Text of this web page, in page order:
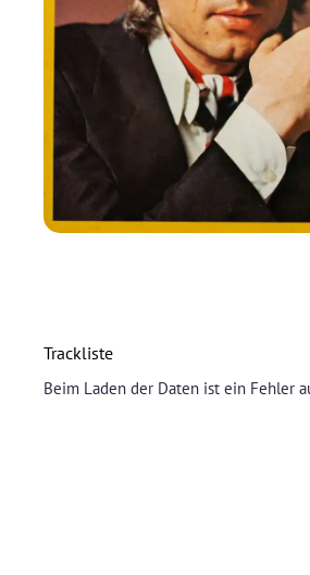
Trackliste
Beim Laden der Daten ist ein Fehler